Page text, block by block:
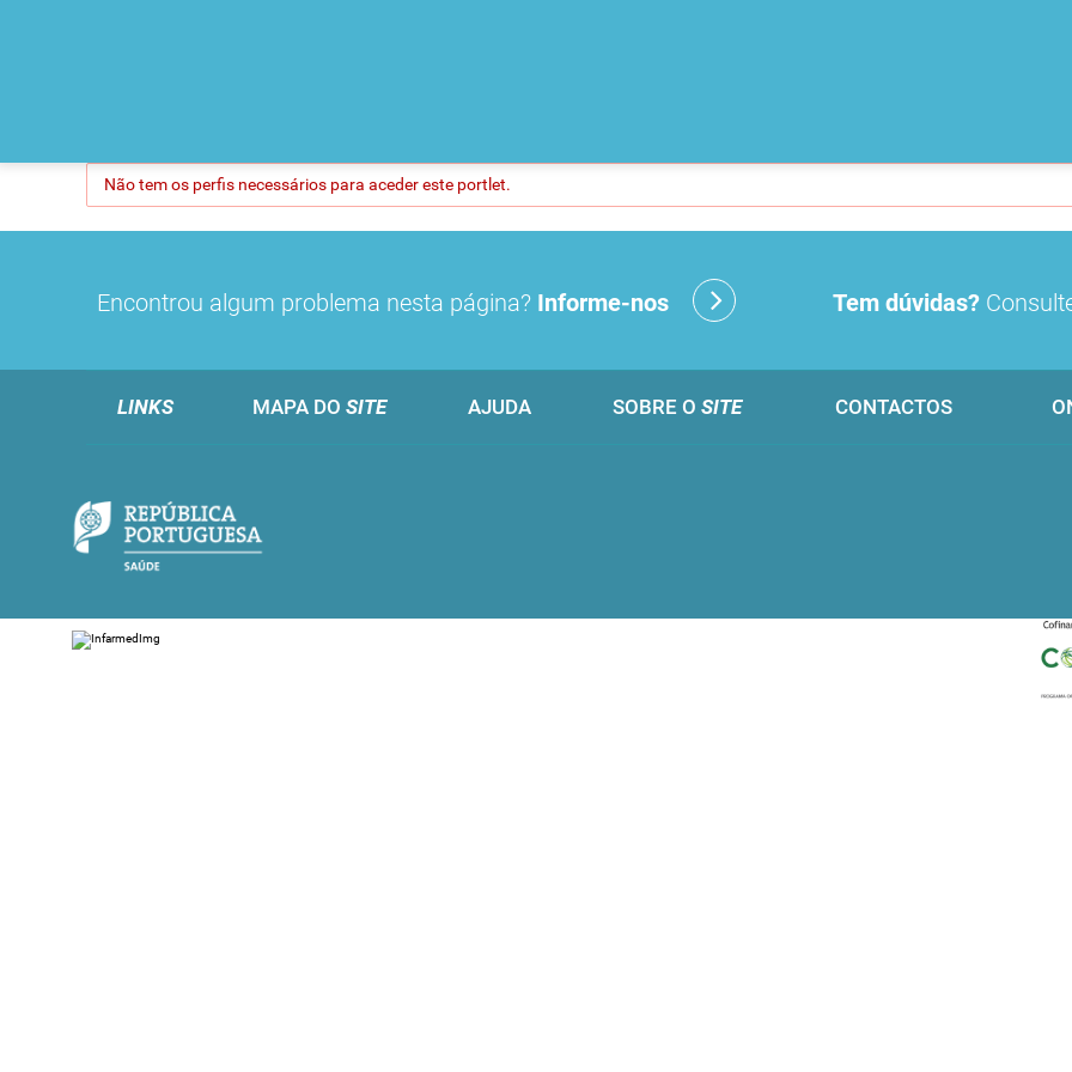
Não tem os perfis necessários para aceder este portlet.
Encontrou algum problema nesta página? Informe-nos Tem dúvidas?
LINKS MAPA DO SITE AJUDA SOBRE O SITE CONTACTOS